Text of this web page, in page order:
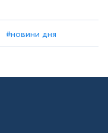
#новини дня